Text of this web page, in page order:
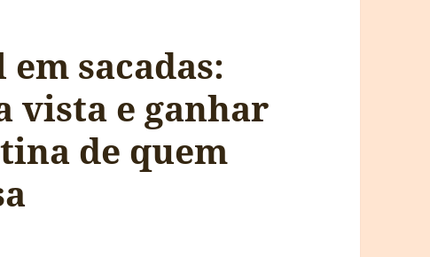
sacadas:
vista e ganhar
de quem